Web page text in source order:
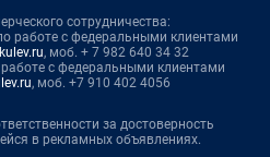
сотрудничества:
работе с федеральными клиентами
, моб. + 7 982 640 34 32
с федеральными клиентами
, моб. +7 910 402 4056
за достоверность
в рекламных объявлениях.